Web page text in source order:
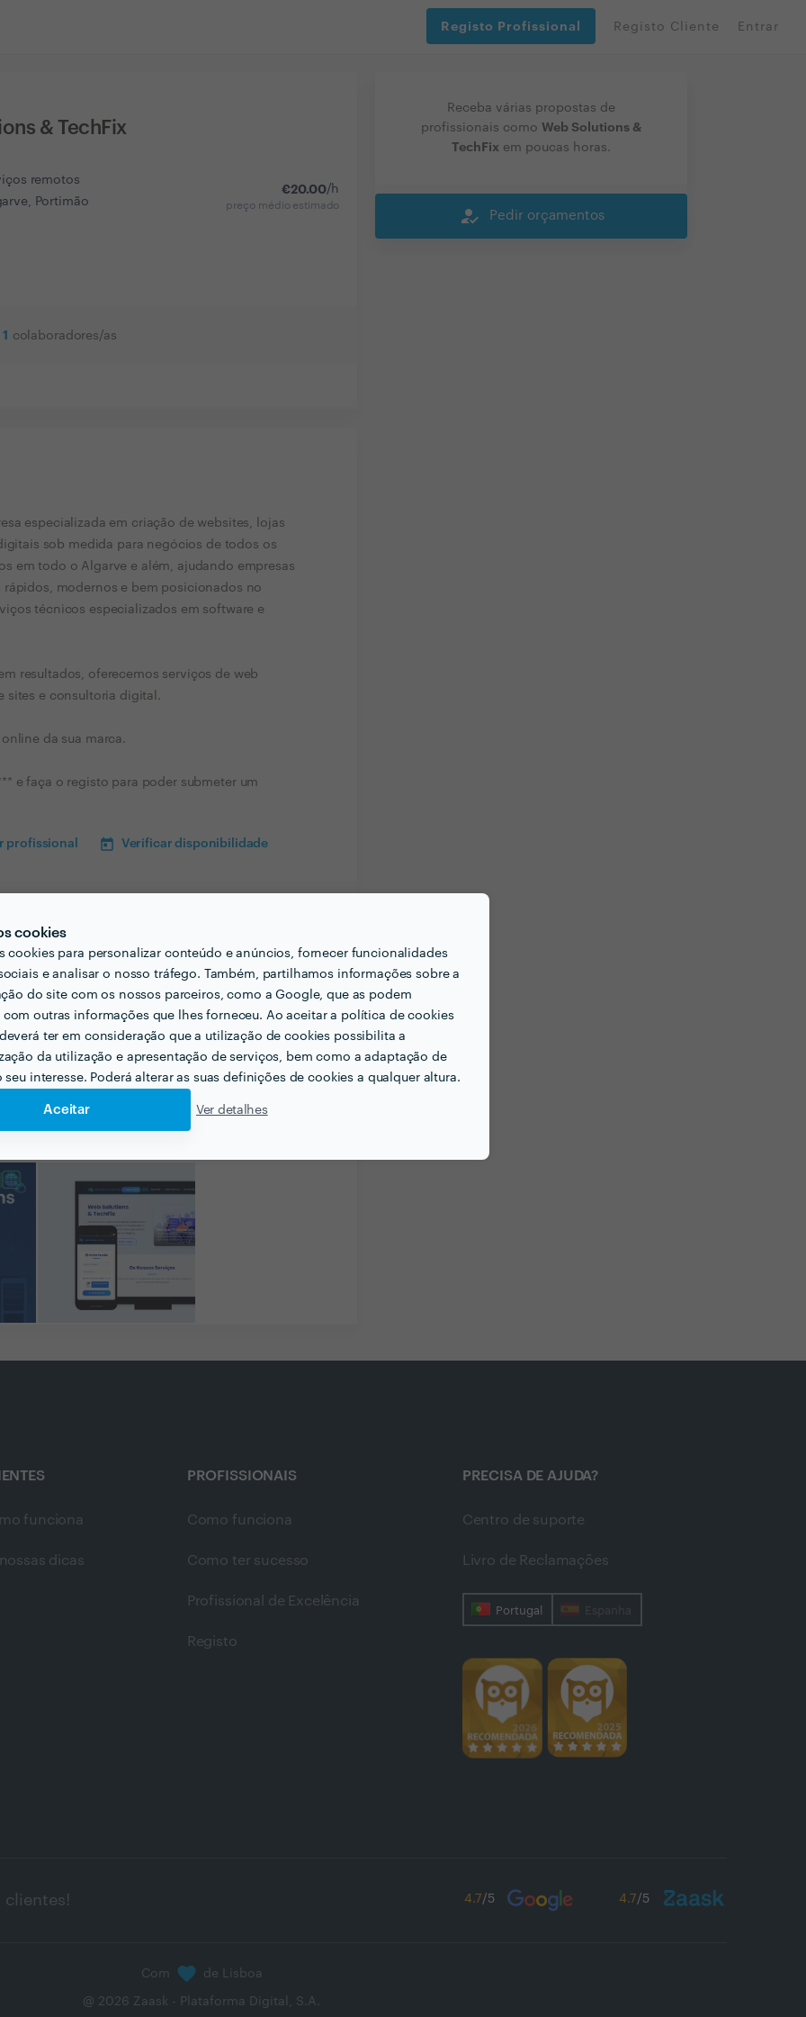
cookies
cookies para personalizar conteúdo e anúncios, fornecer funcionalidades
e analisar o nosso tráfego. Também, partilhamos informações sobre a
do site com os nossos parceiros, como a Google, que as podem
outras informações que lhes forneceu. Ao aceitar a política de cookies
ter em consideração que a utilização de cookies possibilita a
da utilização e apresentação de serviços, bem como a adaptação de
seu interesse. Poderá alterar as suas definições de cookies a qualquer altura.
Aceitar Ver detalhes
Registo Profissional Registo Cliente Entrar
& TechFix
remotos
Portimão
€20.00/h
preço médio estimado
1 colaboradores/as
especializada em criação de websites, lojas
sob medida para negócios de todos os
em todo o Algarve e além, ajudando empresas
modernos e bem posicionados no
técnicos especializados em software e
resultados, oferecemos serviços de web
sites e consultoria digital.
da sua marca.
e faça o registo para poder submeter um
profissional Verificar disponibilidade
Receba várias propostas de
profissionais como Web Solutions &
TechFix em poucas horas.
how_to_reg Pedir orçamentos
funciona
dicas
PROFISSIONAIS
Como funciona
Como ter sucesso
Profissional de Excelência
Registo
PRECISA DE AJUDA?
Centro de suporte
Livro de Reclamações
Portugal Espanha
clientes! 4.7/5 4.7/5
Com de Lisboa
@ 2026 Zaask - Plataforma Digital, S.A.